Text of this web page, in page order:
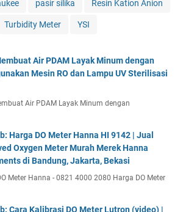
pasir silika Resin Kation Anion
Turbidity Meter YSI
Air PDAM Layak Minum dengan
Mesin RO dan Lampu UV Sterilisasi
Air PDAM Layak Minum dengan
Harga DO Meter Hanna HI 9142 | Jual
Oxygen Meter Murah Merek Hanna
di Bandung, Jakarta, Bekasi
Meter Hanna - 0821 4000 2080 Harga DO Meter
Cara Kalibrasi DO Meter Lutron (video) |